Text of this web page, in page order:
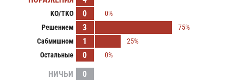
KO/TKO 0
0%
Решением
3
75%
Сабмишном
1
25%
Остальные
0 0%
НИЧЬИ
0